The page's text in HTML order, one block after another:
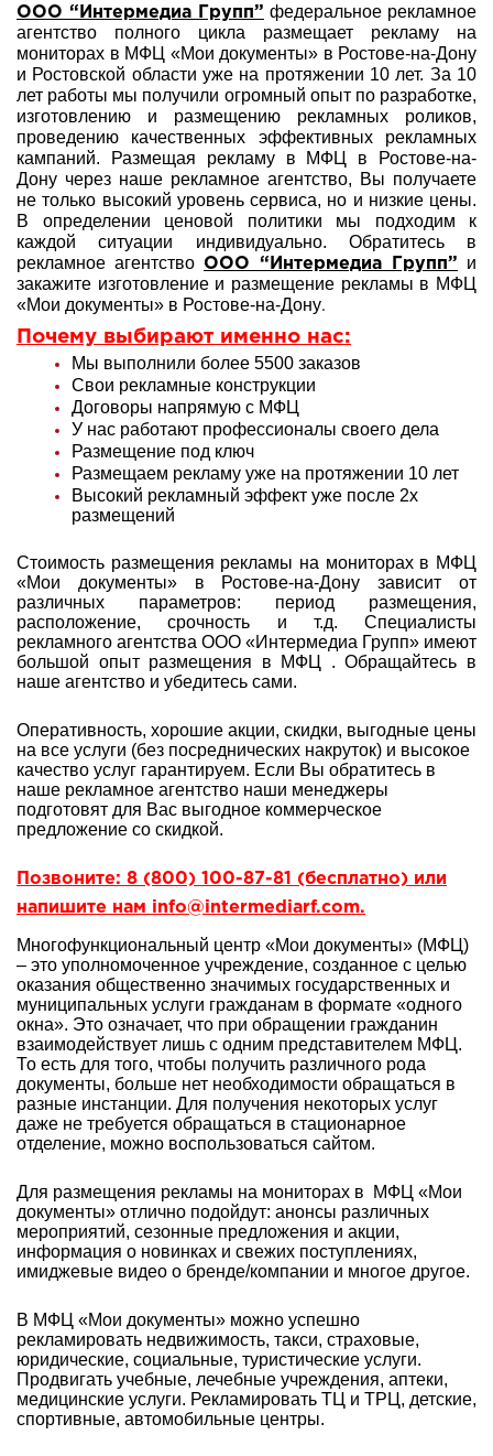
ООО “Интермедиа Групп” федеральное рекламное
агентство полного цикла размещает рекламу на
мониторах в МФЦ «Мои документы» в Ростове-на-Дону
и Ростовской области уже на протяжении 10 лет. За 10
лет работы мы получили огромный опыт по разработке,
изготовлению и размещению рекламных роликов,
проведению качественных эффективных рекламных
кампаний. Размещая рекламу в МФЦ в Ростове-на-
Дону через наше рекламное агентство, Вы получаете
не только высокий уровень сервиса, но и низкие цены.
В определении ценовой политики мы подходим к
каждой ситуации индивидуально. Обратитесь в
рекламное агентство ООО “Интермедиа Групп”
и
закажите изготовление и размещение рекламы в МФЦ
«Мои документы» в Ростове-на-Дону.
Почему выбирают именно нас:
Мы выполнили более 5500 заказов
Свои рекламные конструкции
Договоры напрямую с МФЦ
У нас работают профессионалы своего дела
Размещение под ключ
Размещаем рекламу уже на протяжении 10 лет
Высокий рекламный эффект уже после 2х
размещений
Стоимость размещения рекламы на мониторах в МФЦ
«Мои документы» в Ростове-на-Дону зависит от
различных параметров: период размещения,
расположение, срочность и т.д. Специалисты
рекламного агентства ООО «Интермедиа Групп» имеют
большой опыт размещения в МФЦ . Обращайтесь в
наше агентство и убедитесь сами.
Оперативность, хорошие акции, скидки, выгодные цены
на все услуги (без посреднических накруток) и высокое
качество услуг гарантируем. Если Вы обратитесь в
наше рекламное агентство наши менеджеры
подготовят для Вас выгодное коммерческое
предложение со скидкой.
Позвоните: 8 (800) 100-87-81 (бесплатно) или
напишите нам info@intermediarf.com.
Многофункциональный центр «Мои документы» (МФЦ)
– это уполномоченное учреждение, созданное с целью
оказания общественно значимых государственных и
муниципальных услуги гражданам в формате «одного
окна». Это означает, что при обращении гражданин
взаимодействует лишь с одним представителем МФЦ.
То есть для того, чтобы получить различного рода
документы, больше нет необходимости обращаться в
разные инстанции. Для получения некоторых услуг
даже не требуется обращаться в стационарное
отделение, можно воспользоваться сайтом.
Для размещения рекламы на мониторах в МФЦ «Мои
документы» отлично подойдут: анонсы различных
мероприятий, сезонные предложения и акции,
информация о новинках и свежих поступлениях,
имиджевые видео о бренде/компании и многое другое.
В МФЦ «Мои документы» можно успешно
рекламировать недвижимость, такси, страховые,
юридические, социальные, туристические услуги.
Продвигать учебные, лечебные учреждения, аптеки,
медицинские услуги. Рекламировать ТЦ и ТРЦ, детские,
спортивные, автомобильные центры.